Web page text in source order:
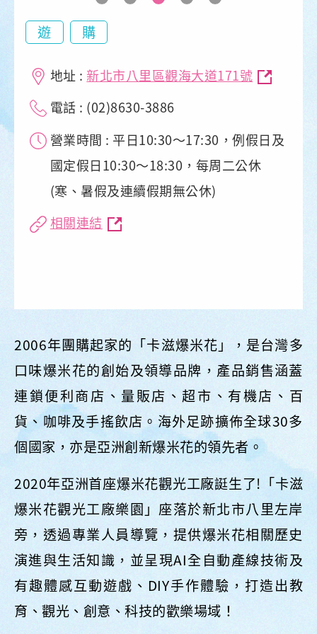
遊 購
地址 : 新北市八里區觀海大道171號
電話 : (02)8630-3886
營業時間 : 平日10:30～17:30，例假日及
國定假日10:30～18:30，每周二公休
(寒、暑假及連續假期無公休)
相關連結
2006年團購起家的「卡滋爆米花」，是台灣多
口味爆米花的創始及領導品牌，產品銷售涵蓋
連鎖便利商店、量販店、超市、有機店、百
貨、咖啡及手搖飲店。海外足跡擴佈全球30多
個國家，亦是亞洲創新爆米花的領先者。
2020年亞洲首座爆米花觀光工廠誔生了!「卡滋
爆米花觀光工廠樂園」座落於新北市八里左岸
旁，透過專業人員導覽，提供爆米花相關歷史
演進與生活知識，並呈現AI全自動產線技術及
有趣體感互動遊戲、DIY手作體驗，打造出教
育、觀光、創意、科技的歡樂場域！